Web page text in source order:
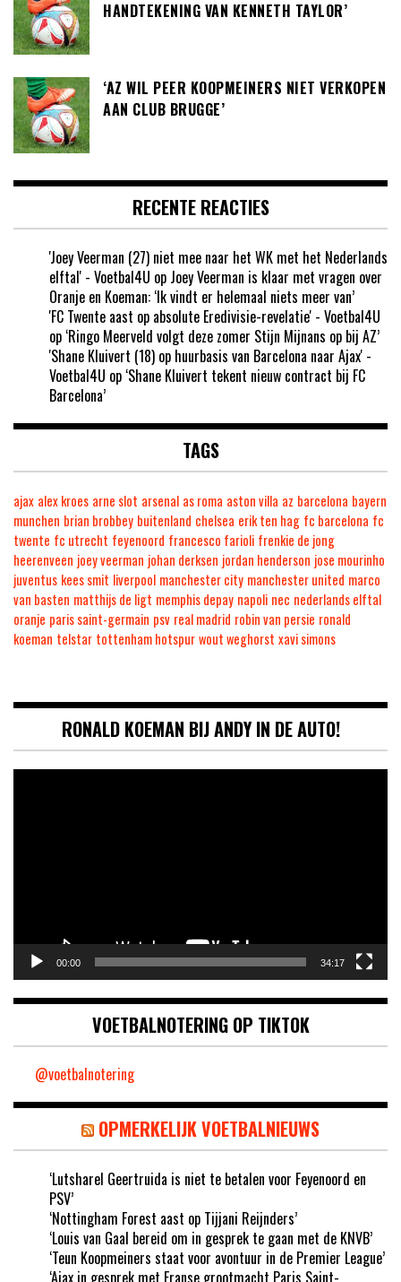
HANDTEKENING VAN KENNETH TAYLOR’
‘AZ WIL PEER KOOPMEINERS NIET VERKOPEN
AAN CLUB BRUGGE’
RECENTE REACTIES
'Joey Veerman (27) niet mee naar het WK met het Nederlands
elftal' - Voetbal4U op Joey Veerman is klaar met vragen over
Oranje en Koeman: ‘Ik vindt er helemaal niets meer van’
'FC Twente aast op absolute Eredivisie-revelatie' - Voetbal4U
op ‘Ringo Meerveld volgt deze zomer Stijn Mijnans op bij AZ’
'Shane Kluivert (18) op huurbasis van Barcelona naar Ajax' -
Voetbal4U op ‘Shane Kluivert tekent nieuw contract bij FC
Barcelona’
TAGS
ajax alex kroes arne slot arsenal as roma aston villa az barcelona bayern
munchen brian brobbey buitenland chelsea erik ten hag fc barcelona fc
twente fc utrecht feyenoord francesco farioli frenkie de jong
heerenveen joey veerman johan derksen jordan henderson jose mourinho
juventus kees smit liverpool manchester city manchester united marco
van basten matthijs de ligt memphis depay napoli nec nederlands elftal
oranje paris saint-germain psv real madrid robin van persie ronald
koeman telstar tottenham hotspurwout weghorst xavi simons
RONALD KOEMAN BIJ ANDY IN DE AUTO!
00:00 34:17
VOETBALNOTERING OP TIKTOK
@voetbalnotering
OPMERKELIJK VOETBALNIEUWS
‘Lutsharel Geertruida is niet te betalen voor Feyenoord en
PSV’
‘Nottingham Forest aast op Tijjani Reijnders’
‘Louis van Gaal bereid om in gesprek te gaan met de KNVB’
‘Teun Koopmeiners staat voor avontuur in de Premier League’
‘Ajax in gesprek met Franse grootmacht Paris Saint-